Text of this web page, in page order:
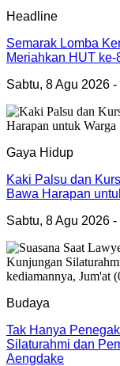
Headline
Semarak Lomba
Meriahkan HUT
Sabtu, 8 Agu 2026
Gaya Hidup
Kaki Palsu dan
Bawa Harapan
Sabtu, 8 Agu 2026
Budaya
Tak Hanya
Silaturahmi dan
Aengdake